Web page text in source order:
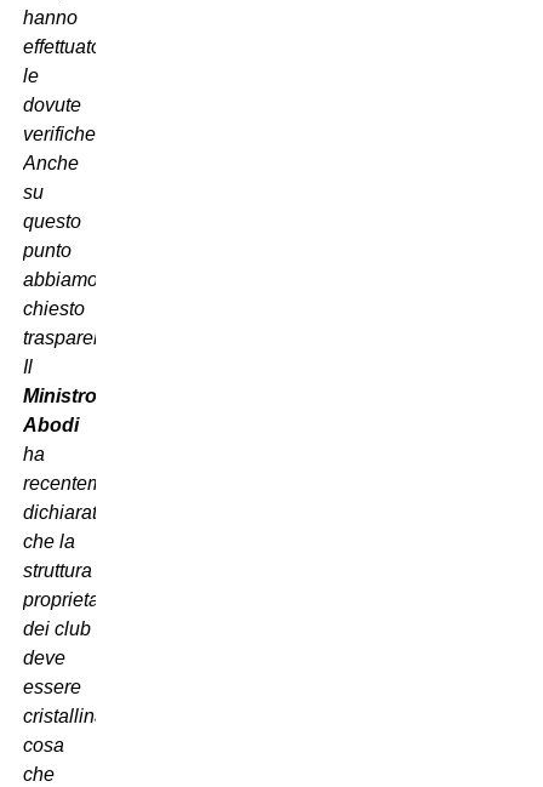
hanno
effettuato
le
dovute
verifiche?
Anche
su
questo
punto
abbiamo
chiesto
trasparenza.
Il
Ministro
Abodi
ha
recentemente
dichiarato
che la
struttura
proprietaria
dei club
deve
essere
cristallina,
cosa
che